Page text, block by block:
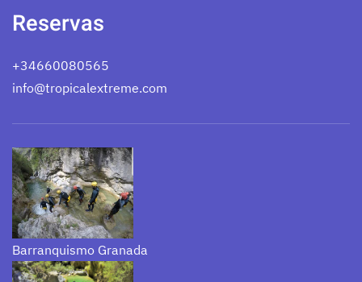
Reservas
+34660080565
info@tropicalextreme.com
Barranquismo Granada